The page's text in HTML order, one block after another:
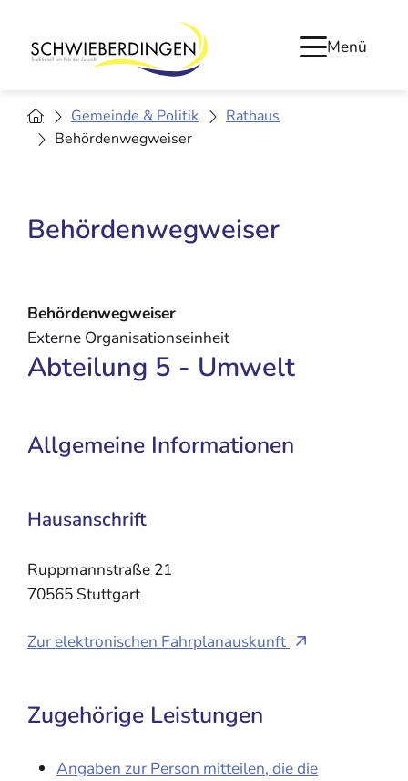
Menü
Gemeinde & Politik
Rathaus
Behördenwegweiser
Behördenwegweiser
Behördenwegweiser
Externe Organisationseinheit
Abteilung 5 - Umwelt
Allgemeine Informationen
Hausanschrift
Ruppmannstraße 21
70565 Stuttgart
Zur elektronischen Fahrplanauskunft
Zugehörige Leistungen
Angaben zur Person mitteilen, die die